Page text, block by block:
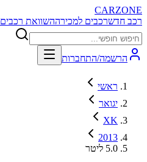
CARZONE
רכב חדשרכבים למכירההשוואת רכבים
הרשמה/התחברות
ראשי
יגואר
XK
2013
5.0 ליטר